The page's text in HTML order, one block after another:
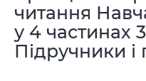
читання
у 4 частинах
Підручники і